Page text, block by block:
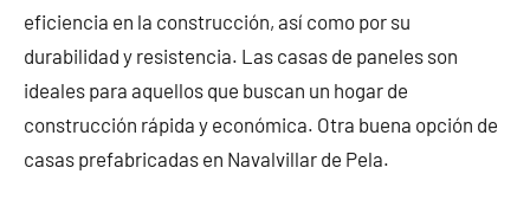
eficiencia en la construcción, así como por su
durabilidad y resistencia. Las casas de paneles son
ideales para aquellos que buscan un hogar de
construcción rápida y económica. Otra buena opción de
casas prefabricadas en Navalvillar de Pela.